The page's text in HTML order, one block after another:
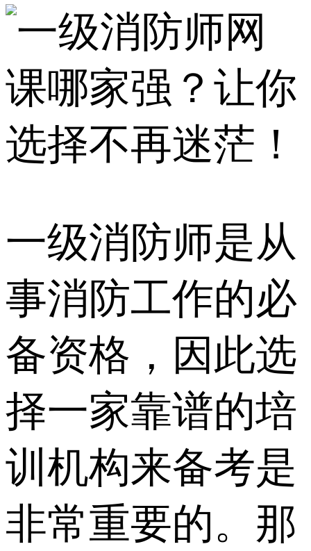
一级消防师是从
事消防工作的必
备资格，因此选
择一家靠谱的培
训机构来备考是
非常重要的。那